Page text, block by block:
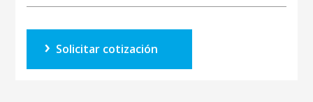
Solicitar cotización